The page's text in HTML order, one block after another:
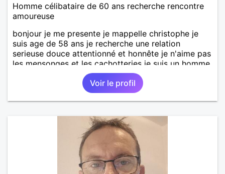
Homme célibataire de 60 ans recherche rencontre
amoureuse
bonjour je me presente je mappelle christophe je
suis age de 58 ans je recherche une relation
serieuse douce attentionné et honnête je n'aime pas
les mensonges et les cachotteries je suis un homme
sensible doux câlin et franc. PS je n'habite pas à
Marseille mes fans de l'équipe de l'OM je suis du
département de la Nièvre 58
Voir le profil